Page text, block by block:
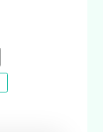
推奨）